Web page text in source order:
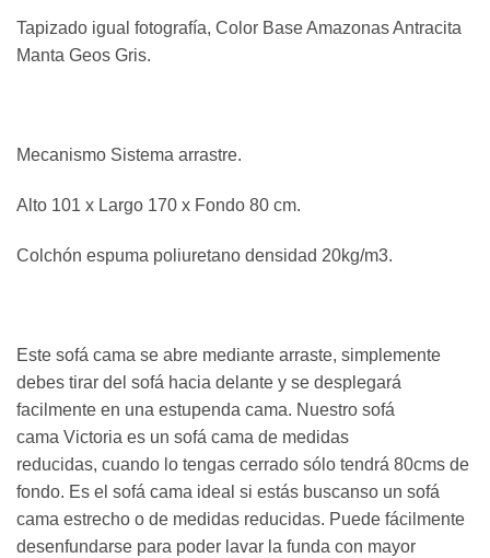
Tapizado igual fotografía, Color Base Amazonas Antracita
Manta Geos Gris.
Mecanismo Sistema arrastre.
Alto 101 x Largo 170 x Fondo 80 cm.
Colchón espuma poliuretano densidad 20kg/m3.
Este sofá cama se abre mediante arraste, simplemente
debes tirar del sofá hacia delante y se desplegará
facilmente en una estupenda cama. Nuestro sofá
cama Victoria es un sofá cama de medidas
reducidas, cuando lo tengas cerrado sólo tendrá 80cms de
fondo. Es el sofá cama ideal si estás buscanso un sofá
cama estrecho o de medidas reducidas. Puede fácilmente
desenfundarse para poder lavar la funda con mayor